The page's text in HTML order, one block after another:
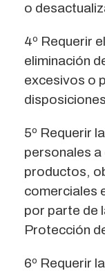
o
4º Requerir
eliminación
excesivos o
5º Requerir
personales
productos,
comerciales
por parte de
Protección
6º Requerir